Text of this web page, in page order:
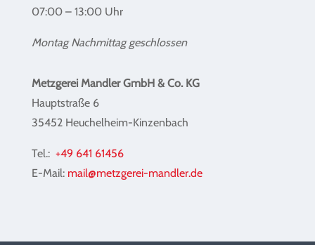
07:00 – 13:00 Uhr
Montag Nachmittag geschlossen
Metzgerei Mandler GmbH & Co. KG
Hauptstraße 6
35452 Heuchelheim-Kinzenbach
Tel.: +49 641 61456
E-Mail: mail@metzgerei-mandler.de